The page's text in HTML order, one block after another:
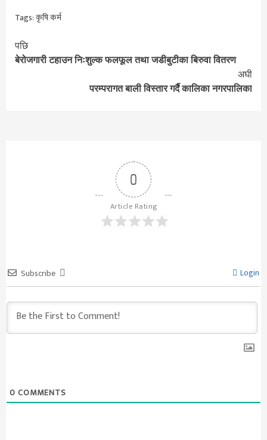
Tags:कृषि कर्म
Continue
Reading
पछि
बेरोजगारी टहाउन निःशुल्क फलफूल तथा जडीबुटीका बिरुवा वितरण
अघी
परम्परागत बाली विस्तार गर्दै कालिका नगरपालिका
0
Article Rating
Subscribe Login
0 COMMENTS